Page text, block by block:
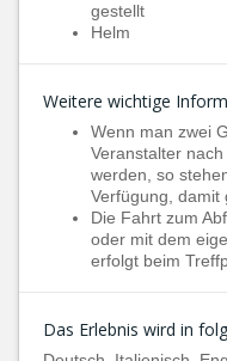
gestellt
Helm
Weitere wichtige
Wenn man zwei
Veranstalter
werden, so
Verfügung, damit
Die Fahrt zum
oder mit dem
erfolgt beim
Das Erlebnis wird in